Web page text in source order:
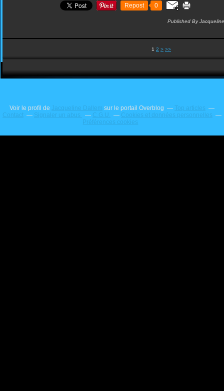
Repost 0
Published By
1 2 > >>
Voir le profil de Jacqueline Dallem sur le portail Overblog
Top articles
Contact
Signaler un abus C.G.U.
Cookies et données personnelles
Préférences cookies